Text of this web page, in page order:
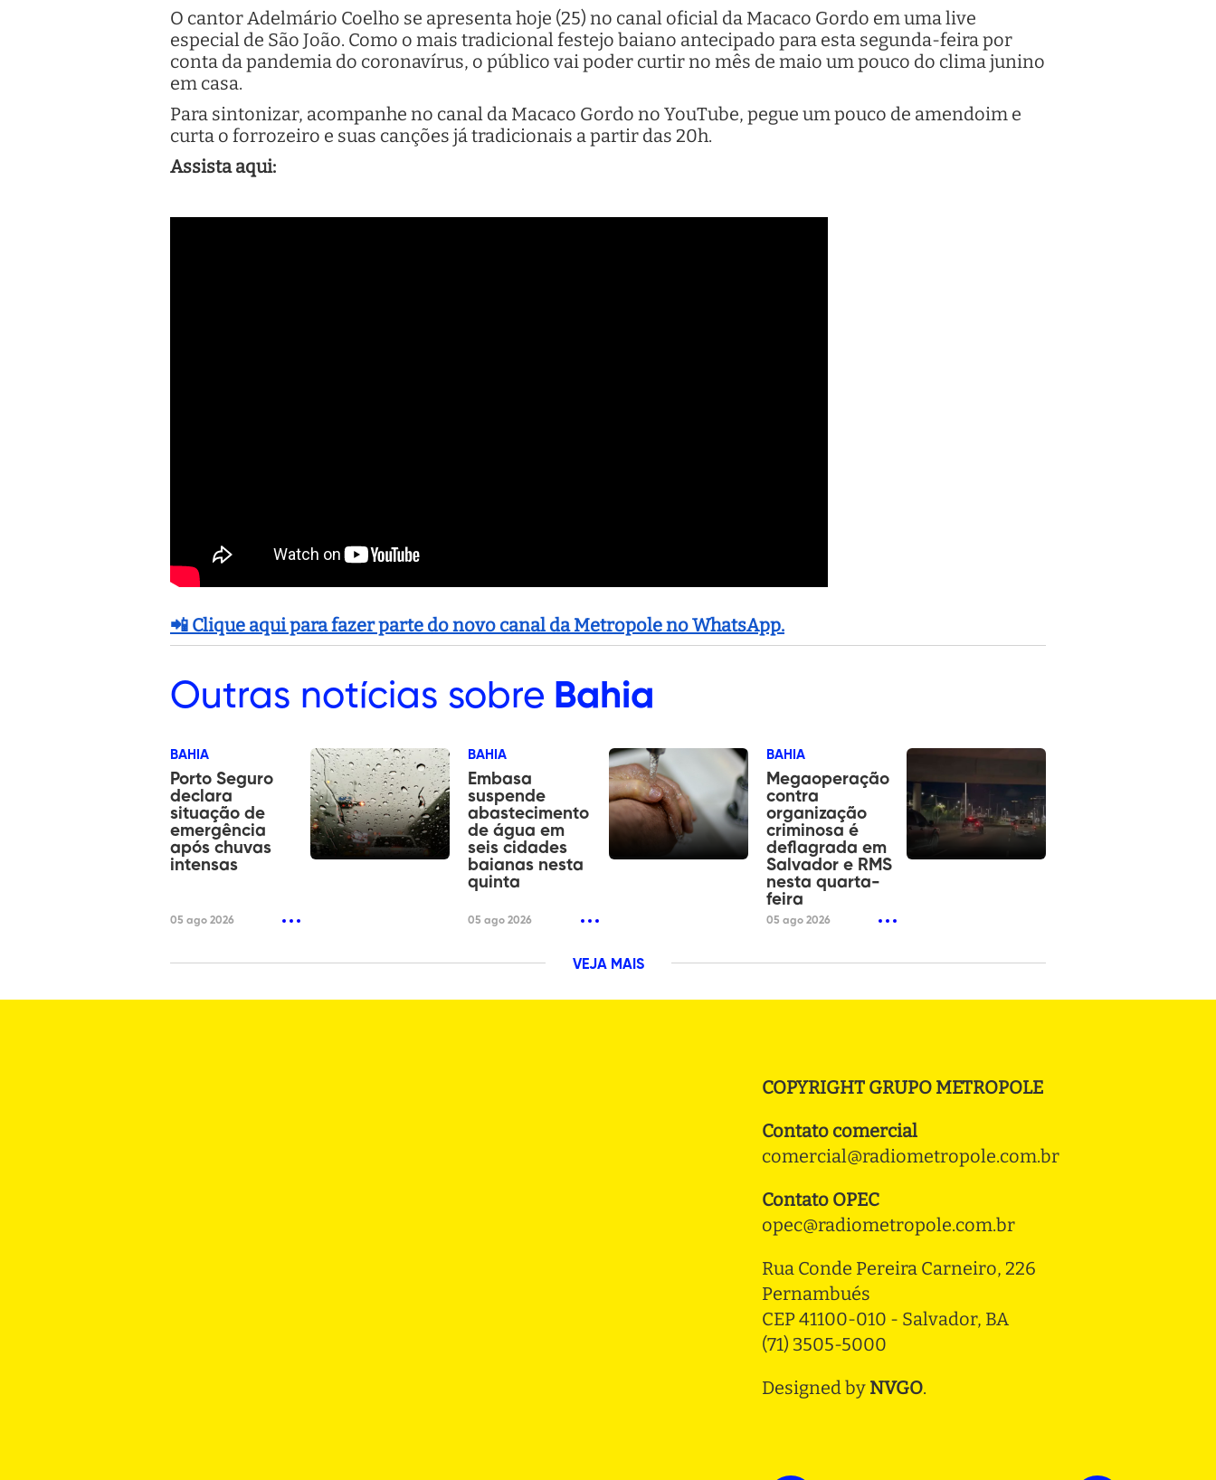
O cantor Adelmário Coelho se apresenta hoje (25) no canal oficial da Macaco Gordo em uma live
especial de São João. Como o mais tradicional festejo baiano antecipado para esta segunda-feira por
conta da pandemia do coronavírus, o público vai poder curtir no mês de maio um pouco do clima junino
em casa.
Para sintonizar, acompanhe no canal da Macaco Gordo no YouTube, pegue um pouco de amendoim e
curta o forrozeiro e suas canções já tradicionais a partir das 20h.
Assista aqui:
📲 Clique aqui para fazer parte do novo canal da Metropole no WhatsApp.
Outras notícias sobre Bahia
BAHIA
Porto Seguro
declara
situação de
emergência
após chuvas
intensas
05 ago 2026
BAHIA
Embasa
suspende
abastecimento
de água em
seis cidades
baianas nesta
quinta
05 ago 2026
BAHIA
Megaoperação
contra
organização
criminosa é
deflagrada em
Salvador e RMS
nesta quarta-
feira
05 ago 2026
VEJA MAIS
COPYRIGHT GRUPO METROPOLE
Contato comercial
comercial@radiometropole.com.br
Contato OPEC
opec@radiometropole.com.br
Rua Conde Pereira Carneiro, 226
Pernambués
CEP 41100-010 - Salvador, BA
(71) 3505-5000
Designed by NVGO.